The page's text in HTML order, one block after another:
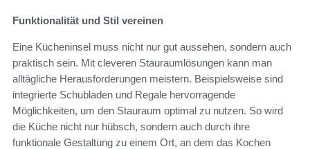
Funktionalität und Stil vereinen
Eine Kücheninsel muss nicht nur gut aussehen, sondern auch
praktisch sein. Mit cleveren Stauraumlösungen kann man
alltägliche Herausforderungen meistern. Beispielsweise sind
integrierte Schubladen und Regale hervorragende
Möglichkeiten, um den Stauraum optimal zu nutzen. So wird
die Küche nicht nur hübsch, sondern auch durch ihre
funktionale Gestaltung zu einem Ort, an dem das Kochen